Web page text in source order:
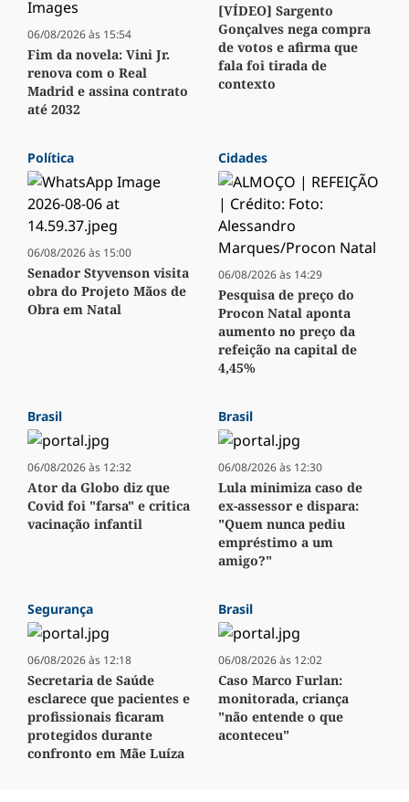
06/08/2026 às 15:54
Fim da novela: Vini Jr.
renova com o Real
Madrid e assina contrato
até 2032
[VÍDEO] Sargento
Gonçalves nega compra
de votos e afirma que
fala foi tirada de
contexto
Política
06/08/2026 às 15:00
Senador Styvenson visita
obra do Projeto Mãos de
Obra em Natal
Cidades
06/08/2026 às 14:29
Pesquisa de preço do
Procon Natal aponta
aumento no preço da
refeição na capital de
4,45%
Brasil
06/08/2026 às 12:32
Ator da Globo diz que
Covid foi "farsa" e critica
vacinação infantil
Brasil
06/08/2026 às 12:30
Lula minimiza caso de
ex-assessor e dispara:
"Quem nunca pediu
empréstimo a um
amigo?"
Segurança
06/08/2026 às 12:18
Secretaria de Saúde
esclarece que pacientes e
profissionais ficaram
protegidos durante
confronto em Mãe Luíza
Brasil
06/08/2026 às 12:02
Caso Marco Furlan:
monitorada, criança
"não entende o que
aconteceu"